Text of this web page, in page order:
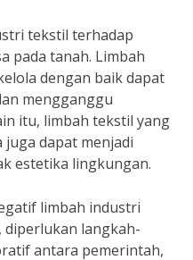
tekstil terhadap
pada tanah. Limbah
dengan baik dapat
mengganggu
itu, limbah tekstil yang
dapat menjadi
estetika lingkungan.
limbah industri
langkah-
antara pemerintah,